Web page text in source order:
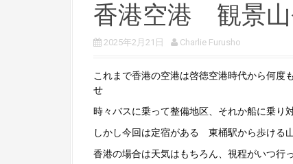
香港空港 観景
2025年2月21日 Charlie Furusho
これまで香港の空港は啓徳空港時代から何度
せ
時々バスに乗って整備地区、それか船に乗り
しかし今回は定宿がある 東桶駅から歩ける山
香港の場合は天気はもちろん、視程がいつ行